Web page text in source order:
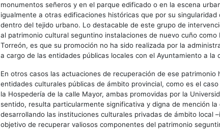
monumentos señeros y en el parque edificado o en la escena
igualmente a otras edificaciones históricas que por su
dentro del tejido urbano. Lo destacable de este grupo de
al patrimonio cultural seguntino instalaciones de nuevo cuño como
Torreón, es que su promoción no ha sido realizada por la
a cargo de las entidades públicas locales con el Ayuntamiento a la
En otros casos las actuaciones de recuperación de ese patrimonio
entidades culturales públicas de ámbito provincial, como es el
la Hospedería de la calle Mayor, ambas promovidas por la
sentido, resulta particularmente significativa y digna de mención la
desarrollando las instituciones culturales privadas de ámbito local
objetivo de recuperar valiosos componentes del patrimonio